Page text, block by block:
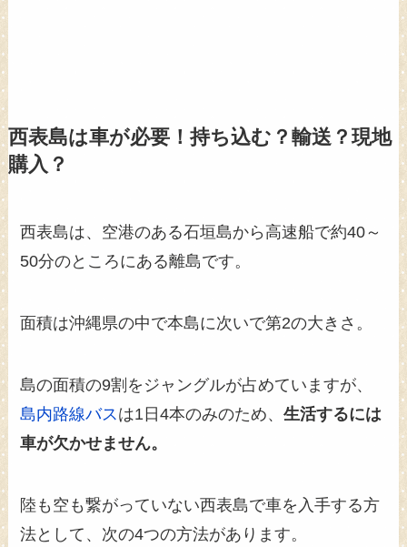
西表島は車が必要！持ち込む？輸送？現地
購入？
西表島は、空港のある石垣島から高速船で約40～
50分のところにある離島です。
面積は沖縄県の中で本島に次いで第2の大きさ。
島の面積の9割をジャングルが占めていますが、
島内路線バス は1日4本のみのため、生活するには
車が欠かせません。
陸も空も繋がっていない西表島で車を入手する方
法として、次の4つの方法があります。